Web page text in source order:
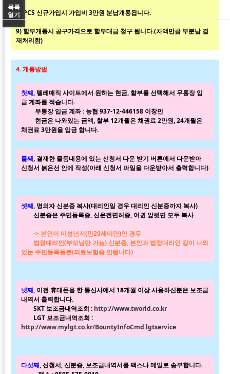
8) PCS 신규가입시 가입비 3만원 분납개통됩니다.
9) 할부개통시 공구가격으로 할부대금 청구 됩니다.(차액만큼 부분납 결
재처리함)
4. 개통방법
첫째, 텔레매직 사이트에서 원하는 현금, 할부를 선택해서 무통장 입
금 계좌를 적습니다.
무통장 입금 계좌 : 농협 937-12-446158 이창민
현금은 나와있는 금액, 할부 12개월은 채권료 2만원, 24개월은
채권료 3만원을 입금 합니다.
둘째, 결재한 물품내용에 있는 신청서 다운 받기 버튼에서 다운받아
신청서 붉은선 안에 작성(아래 신청서 파일을 다운받아서 출력합니다)
셋째, 명의자 신분증 복사(대리인일 경우 대리인 신분증까지 복사)
신분증은 주민등록증, 신운전면허증, 여권 앞뒷면 모두 복사
-> 본인이 미성년자(만20세미만)인 경우
법정대리인(부모님만 가능) 신분증, 본인과 법정대리인 같이 나와
있는 주민등록등본(의료보험증 안됩니다)
넷째, 이전 휴대폰을 한 통신사에서 18개월 이상 사용하신분은 보조금
내역서 출력합니다.
SKT 보조금내역조회 : http://www.tworld.co.kr
LGT 보조금내역조회 :
http://www.mylgt.co.kr/BountyInfoCmd.lgtservice
다섯째, 신청서, 신분증, 보조금내역서를 팩스나 메일로 송부합니다.
목록
열기